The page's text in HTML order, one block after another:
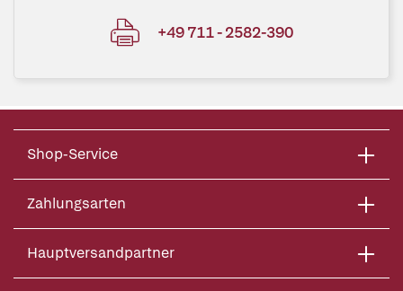
+49 711 - 2582-390
Shop-Service
Zahlungsarten
Hauptversandpartner